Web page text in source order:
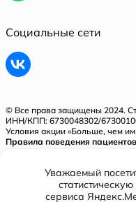
Социальные сети
© Все права защищены 2024.
ИНН/КПП: 6730048302/
Условия акции «Больше, чем
Правила поведения пациентов
Лицензия № Л041-01128-67/
Уважаемый
сервиса